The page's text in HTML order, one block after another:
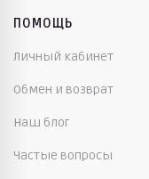
ПОМОЩЬ
Личный кабинет
Обмен и возврат
Наш блог
Частые вопросы